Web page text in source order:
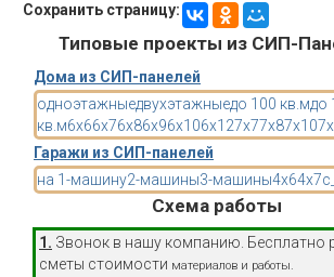
Сохранить страницу:
Типовые проекты из СИП-
Дома из СИП-панелей
одноэтажныедвухэтажныедо 100 кв.мдо
кв.м6x66x76x86x96x106x127x77x87x10
Гаражи из СИП-панелей
на 1-машину2-машины3-машины4x64x7
Схема работы
1. Звонок в нашу компанию. Бесплатно
сметы стоимости материалов и работы.